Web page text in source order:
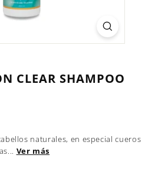
CLEAR SHAMPOO
naturales, en especial cueros
Ver más